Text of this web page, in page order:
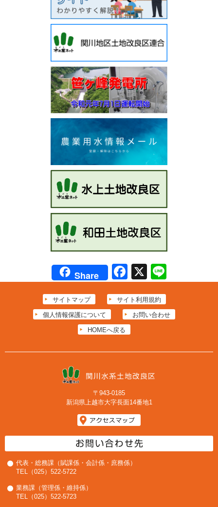
Share Facebook
X
サイトマップ サイト利用規約
個人情報保護について お問い合わせ
HOMEへ戻る
〒943-0185
新潟県上越市大字長面14番地1
代表・総務課（賦課係・会計係・庶務係）
TEL（025）522-5722
業務課（管理係・維持係）
TEL（025）522-5723